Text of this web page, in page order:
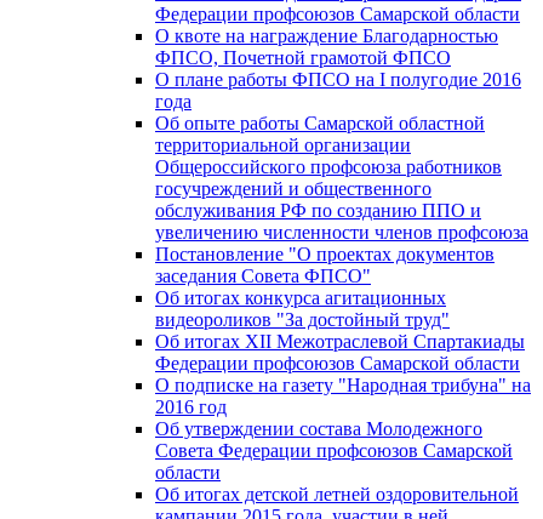
Федерации профсоюзов Самарской области
О квоте на награждение Благодарностью
ФПСО, Почетной грамотой ФПСО
О плане работы ФПСО на I полугодие 2016
года
Об опыте работы Самарской областной
территориальной организации
Общероссийского профсоюза работников
госучреждений и общественного
обслуживания РФ по созданию ППО и
увеличению численности членов профсоюза
Постановление "О проектах документов
заседания Совета ФПСО"
Об итогах конкурса агитационных
видеороликов "За достойный труд"
Об итогах XII Межотраслевой Спартакиады
Федерации профсоюзов Самарской области
О подписке на газету "Народная трибуна" на
2016 год
Об утверждении состава Молодежного
Совета Федерации профсоюзов Самарской
области
Об итогах детской летней оздоровительной